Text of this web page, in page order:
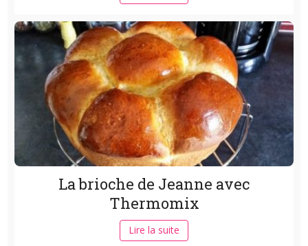
La brioche de Jeanne avec
Thermomix
Lire la suite